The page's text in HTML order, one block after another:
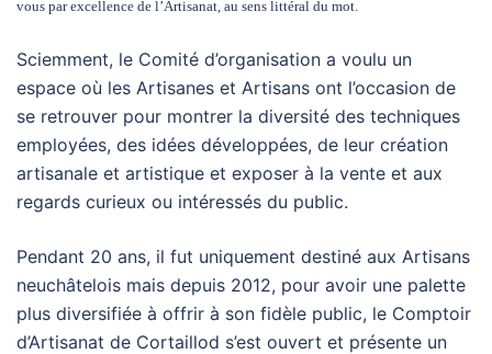
vous par excellence de l’Artisanat, au sens littéral du mot.
Sciemment, le Comité d’organisation a voulu un
espace où les Artisanes et Artisans ont l’occasion de
se retrouver pour montrer la diversité des techniques
employées, des idées développées, de leur création
artisanale et artistique et exposer à la vente et aux
regards curieux ou intéressés du public.
Pendant 20 ans, il fut uniquement destiné aux Artisans
neuchâtelois mais depuis 2012, pour avoir une palette
plus diversifiée à offrir à son fidèle public, le Comptoir
d’Artisanat de Cortaillod s’est ouvert et présente un